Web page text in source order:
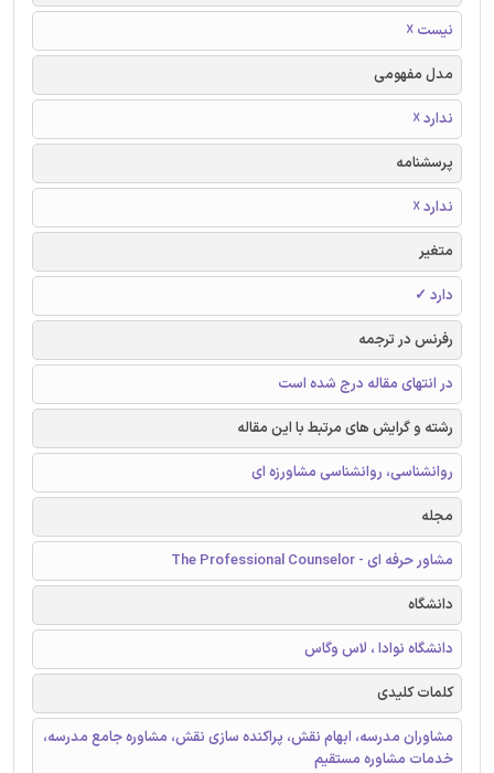
نیست ☓
مدل مفهومی
ندارد ☓
پرسشنامه
ندارد ☓
متغیر
دارد ✓
رفرنس در ترجمه
در انتهای مقاله درج شده است
رشته و گرایش های مرتبط با این مقاله
روانشناسی، روانشناسی مشاورزه ای
مجله
مشاور حرفه ای - The Professional Counselor
دانشگاه
دانشگاه نوادا ، لاس وگاس
کلمات کلیدی
مشاوران مدرسه، ابهام نقش، پراکنده سازی نقش، مشاوره جامع مدرسه،
خدمات مشاوره مستقیم